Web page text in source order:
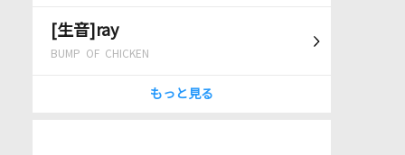
[生音]ray
BUMP OF CHICKEN
もっと見る